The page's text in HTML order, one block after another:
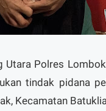
Polres
tindak pidana
Kecamatan